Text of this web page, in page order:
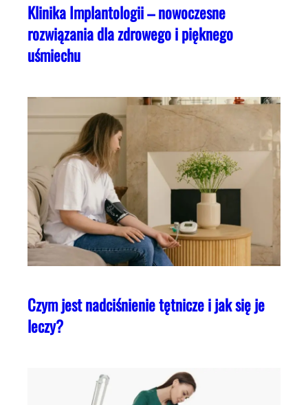
Klinika Implantologii – nowoczesne
rozwiązania dla zdrowego i pięknego
uśmiechu
Czym jest nadciśnienie tętnicze i jak się je
leczy?